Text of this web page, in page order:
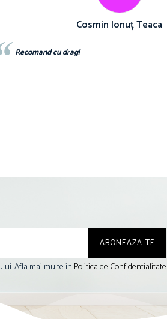
Iuliana Batincu
Materialul foarte bun,sunt foarte multumita
Afla mai multe inPolitica de Confidentialitate